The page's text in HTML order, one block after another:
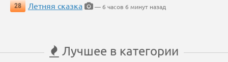
28
Летняя сказка — 6 часов 6 минут назад
Лучшее в категории